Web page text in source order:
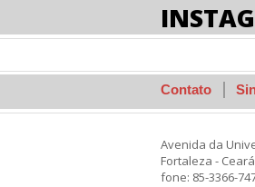
Contato
Avenida da
Fortaleza -
fone: 85-3366-